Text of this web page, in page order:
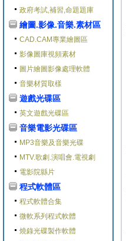
政府考試,補習,命題題庫
繪圖.影像.音樂.素材區
CAD.CAM專業繪圖區
影像圖庫視頻素材
圖片繪圖影像處理軟體
音樂材質取樣
遊戲光碟區
英文遊戲光碟區
音樂電影光碟區
MP3音樂及音樂光碟
MTV.歌劇.演唱會.電視劇
電影院縣片
程式軟體區
程式軟體合集
微軟系列程式軟體
燒錄光碟製作軟體